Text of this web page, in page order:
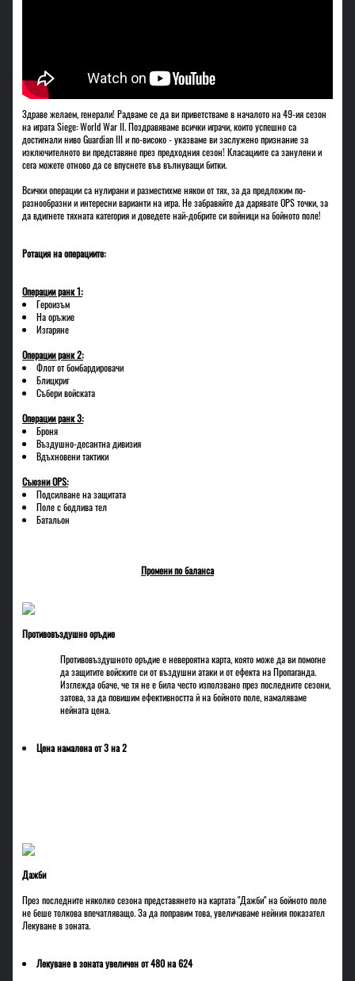
Здраве желаем, генерали! Радваме се да ви приветстваме в началото на 49-ия сезон
на играта Siege: World War II. Поздравяваме всички играчи, които успешно са
достигнали ниво Guardian III и по-високо - указваме ви заслужено признание за
изключителното ви представяне през предходния сезон! Класациите са занулени и
сега можете отново да се впуснете във вълнуващи битки.
Всички операции са нулирани и разместихме някои от тях, за да предложим по-
разнообразни и интересни варианти на игра. Не забравяйте да дарявате OPS точки, за
да вдигнете тяхната категория и доведете най-добрите си войници на бойното поле!
Ротация на операциите:
Операции ранк 1:
Героизъм
На оръжие
Изгаряне
Операции ранк 2:
Флот от бомбардировачи
Блицкриг
Събери войската
Операции ранк 3:
Броня
Въздушно-десантна дивизия
Вдъхновени тактики
Съюзни OPS:
Подсилване на защитата
Поле с бодлива тел
Батальон
Промени по баланса
Противовъздушно оръдие
Противовъздушното оръдие е невероятна карта, която може да ви помогне
да защитите войските си от въздушни атаки и от ефекта на Пропаганда.
Изглежда обаче, че тя не е била често използвано през последните сезони,
затова, за да повишим ефективността й на бойното поле, намаляваме
нейната цена.
Цена намалена от 3 на 2
Дажби
През последните няколко сезона представянето на картата "Дажби" на бойното поле
не беше толкова впечатляващо. За да поправим това, увеличаваме нейния показател
Лекуване в зоната.
Лекуване в зоната увеличен от 480 на 624